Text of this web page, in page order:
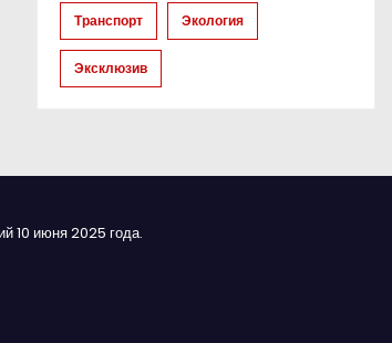
Транспорт Экология
Эксклюзив
10 июня 2025 года.